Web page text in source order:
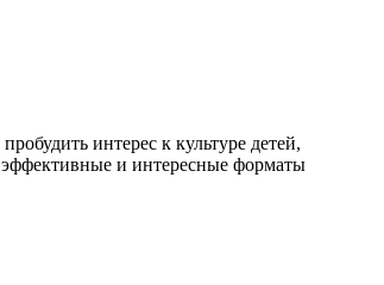
интерес к культуре детей,
эффективные и интересные форматы